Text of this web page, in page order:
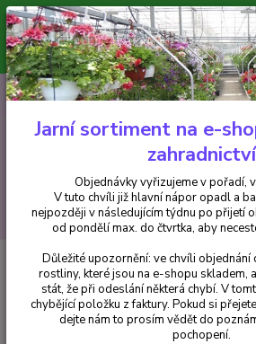
Minimální hodnota pro odeslání z e-
V tuto chvíli již hlavní nápor objednávek
nejpozději v následujícím týdnu po přijetí
vyřizujeme v pořadí, v
CZK
+420 602 223 614
Balkónové rostliny Osteospermum
Osteospermum
Jarní sortiment na e-
zahradnictví
Objednávky vyřizujeme v pořadí,
V tuto chvíli již hlavní nápor opadl a
nejpozději v následujícím týdnu po přijetí
od pondělí max. do čtvrtka, aby
Důležité upozornění: ve chvíli objednání
rostliny, které jsou na e-shopu skladem,
stát, že při odeslání některá chybí. V
chybějící položku z faktury. Pokud si
dejte nám to prosím vědět do
pochopení.